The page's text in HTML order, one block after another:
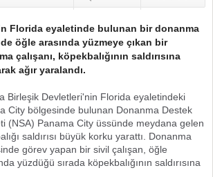
Florida eyaletinde bulunan bir donanma
öğle arasında yüzmeye çıkan bir
çalışanı, köpekbalığının saldırısına
ağır yaralandı.
Birleşik Devletleri'nin Florida eyaletindeki
City bölgesinde bulunan Donanma Destek
(NSA) Panama City üssünde meydana gelen
saldırısı büyük korku yarattı. Donanma
görev yapan bir sivil çalışan, öğle
yüzdüğü sırada köpekbalığının saldırısına